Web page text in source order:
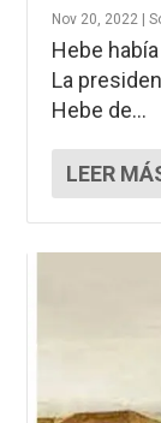
Nov 20, 2022 |
Hebe
La
Hebe de...
LEER